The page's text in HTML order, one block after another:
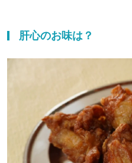
肝心のお味は？